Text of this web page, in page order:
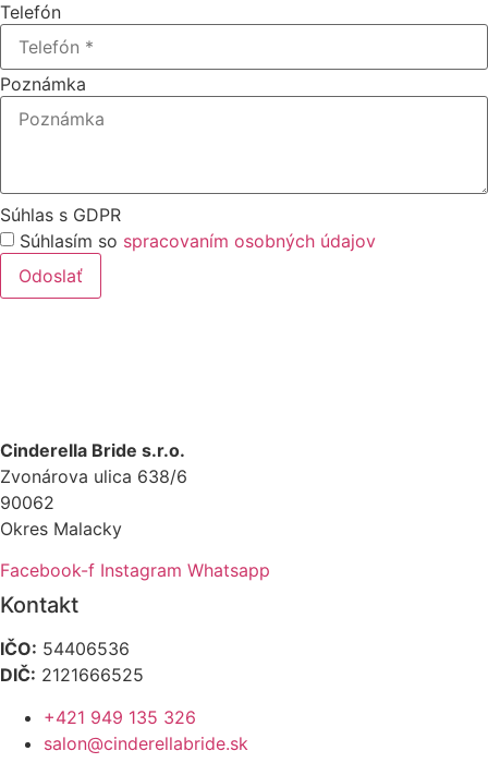
Telefón
Poznámka
Súhlas s GDPR
Súhlasím so spracovaním osobných údajov
Odoslať
Cinderella Bride s.r.o.
Zvonárova ulica 638/6
90062
Okres Malacky
Facebook-f Instagram Whatsapp
Kontakt
IČO: 54406536
DIČ: 2121666525
+421 949 135 326
salon@cinderellabride.sk